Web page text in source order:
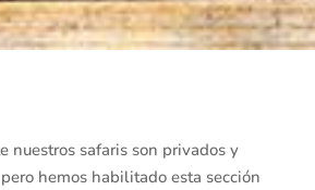
nuestros safaris son privados y
hemos habilitado esta sección